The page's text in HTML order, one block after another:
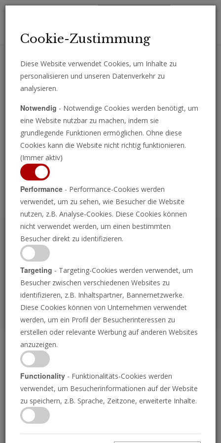
Erhalten Sie wichtige Analysen, Kommentare und Nachrichten
Programm ansehen
P
Das siebte Gesetz des
Erfolgs
10.10.2025 • 23 Minuten
Alle Menschen wollen Erfolg haben, aber nur
wenige wissen, wie sie ihn erreichen können.
Cookie-Zustimmung
Diese Website verwendet Cookies, um Inhalte zu
personalisieren und unseren Datenverkehr zu
analysieren.
Notwendig - Notwendige Cookies werden benötigt, um
eine Website nutzbar zu machen, indem sie
grundlegende Funktionen ermöglichen. Ohne diese
Cookies kann die Website nicht richtig funktionieren.
(Immer aktiv)
Performance - Performance-Cookies werden
verwendet, um zu sehen, wie Besucher die Website
nutzen, z.B. Analyse-Cookies. Diese Cookies können
nicht verwendet werden, um einen bestimmten
Besucher direkt zu identifizieren.
Targeting - Targeting-Cookies werden verwendet, um
Besucher zwischen verschiedenen Websites zu
identifizieren, z.B. Inhaltspartner, Bannernetzwerke.
Diese Cookies können von Unternehmen verwendet
werden, um ein Profil der Besucherinteressen zu
erstellen oder relevante Werbung auf anderen Websites
anzuzeigen.
Functionality - Funktionalitäts-Cookies werden
verwendet, um Besucherinformationen auf der Website
zu speichern, z.B. Sprache, Zeitzone, erweiterte Inhalte.